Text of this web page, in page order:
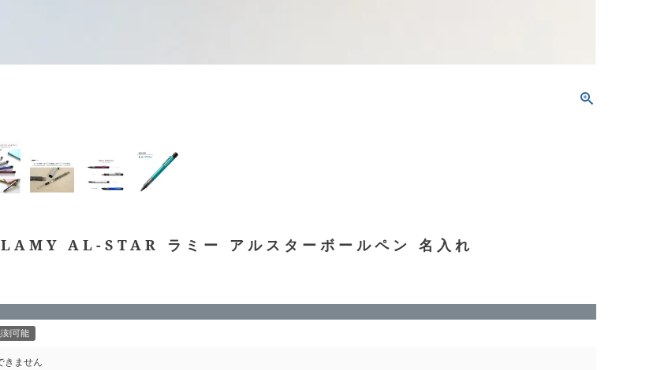
LAMY AL-STAR ラミー アルスターボールペン 名入れ
刻可能
きません